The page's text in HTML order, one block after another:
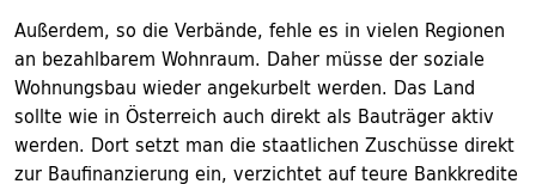
Außerdem, so die Verbände, fehle es in vielen Regionen
an bezahlbarem Wohnraum. Daher müsse der soziale
Wohnungsbau wieder angekurbelt werden. Das Land
sollte wie in Österreich auch direkt als Bauträger aktiv
werden. Dort setzt man die staatlichen Zuschüsse direkt
zur Baufinanzierung ein, verzichtet auf teure Bankkredite